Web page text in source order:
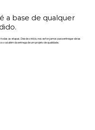
a base de qualquer
as etapas. Desde o início, nos esforçamos para entregar obras
vai além da entrega de um projeto de qualidade.